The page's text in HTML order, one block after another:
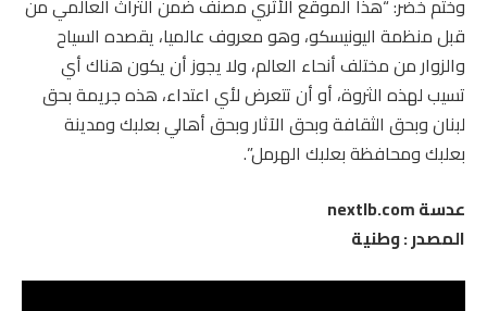
قبل منظمة اليونيسكو، وهو معروف عالميا، يقصده السياح
والزوار من مختلف أنحاء العالم، ولا يجوز أن يكون هناك أي
تسيب لهذه الثروة، أو أن تتعرض لأي اعتداء، هذه جريمة بحق
لبنان وبحق الثقافة وبحق الآثار وبحق أهالي بعلبك ومدينة
بعلبك ومحافظة بعلبك الهرمل”.
عدسة nextlb.com
المصدر : وطنية